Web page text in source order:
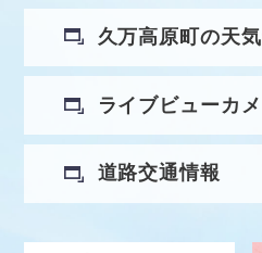
久万高原町の天
ライブビューカ
道路交通情報